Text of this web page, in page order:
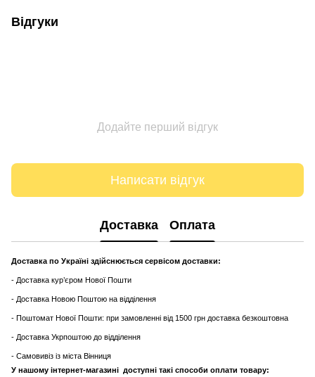
Відгуки
Додайте перший відгук
Написати відгук
Доставка Оплата
Доставка по Україні здійснюється сервісом доставки:
- Доставка кур’єром Нової Пошти
- Доставка Новою Поштою на відділення
- Поштомат Нової Пошти: при замовленні від 1500 грн доставка безкоштовна
- Доставка Укрпоштою до відділення
- Самовивіз із міста Вінниця
У нашому інтернет-магазині доступні такі способи оплати товару: